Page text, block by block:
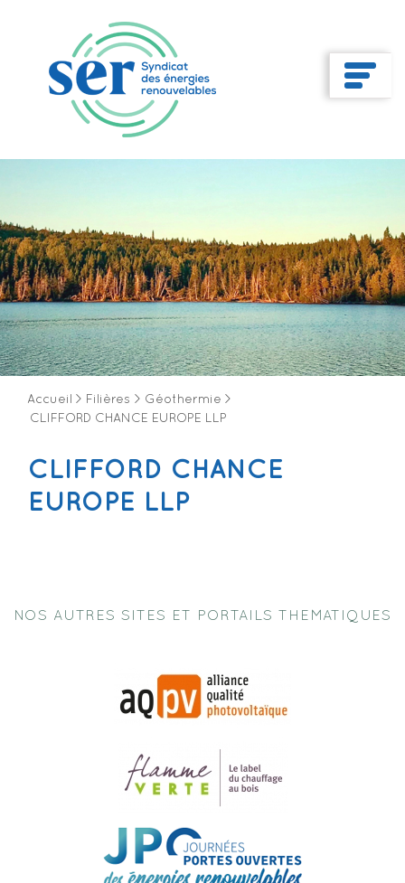
Accueil > Filières > Géothermie >
CLIFFORD CHANCE EUROPE LLP
CLIFFORD CHANCE
EUROPE LLP
NOS AUTRES SITES ET PORTAILS THEMATIQUES